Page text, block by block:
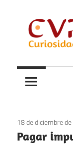
contenido
y
anécdotas
historia
18 de diciembre
Pagar